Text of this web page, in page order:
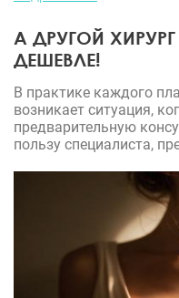
А ДРУГОЙ
ДЕШЕВЛЕ!
В практике каждого
возникает ситуация,
предварительную
пользу специалиста,